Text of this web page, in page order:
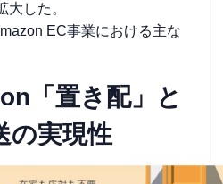
した。
EC事業における主な
「置き配」と
の実現性